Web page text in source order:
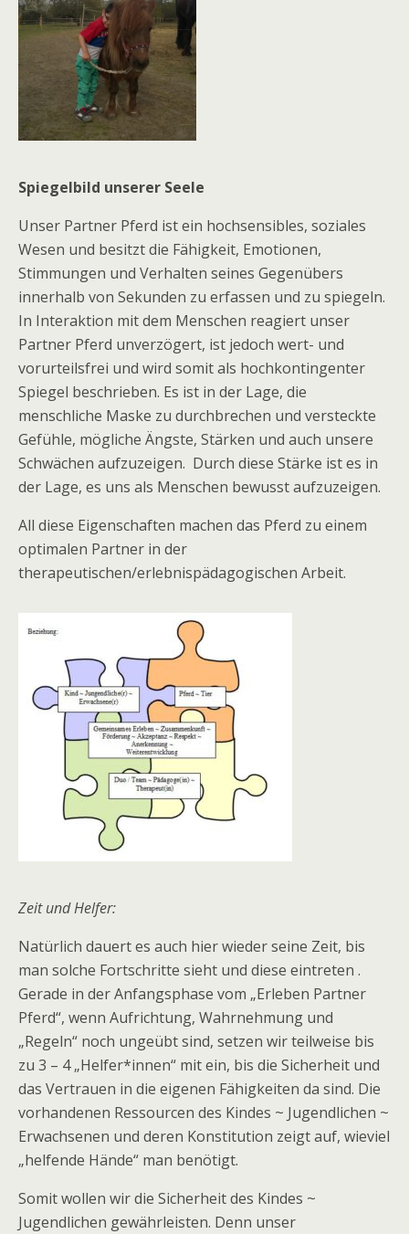
Spiegelbild unserer Seele
Unser Partner Pferd ist ein hochsensibles, soziales
Wesen und besitzt die Fähigkeit, Emotionen,
Stimmungen und Verhalten seines Gegenübers
innerhalb von Sekunden zu erfassen und zu spiegeln.
In Interaktion mit dem Menschen reagiert unser
Partner Pferd unverzögert, ist jedoch wert- und
vorurteilsfrei und wird somit als hochkontingenter
Spiegel beschrieben. Es ist in der Lage, die
menschliche Maske zu durchbrechen und versteckte
Gefühle, mögliche Ängste, Stärken und auch unsere
Schwächen aufzuzeigen. Durch diese Stärke ist es in
der Lage, es uns als Menschen bewusst aufzuzeigen.
All diese Eigenschaften machen das Pferd zu einem
optimalen Partner in der
therapeutischen/erlebnispädagogischen Arbeit.
Zeit und Helfer:
Natürlich dauert es auch hier wieder seine Zeit, bis
man solche Fortschritte sieht und diese eintreten .
Gerade in der Anfangsphase vom „Erleben Partner
Pferd“, wenn Aufrichtung, Wahrnehmung und
„Regeln“ noch ungeübt sind, setzen wir teilweise bis
zu 3 – 4 „Helfer*innen“ mit ein, bis die Sicherheit und
das Vertrauen in die eigenen Fähigkeiten da sind. Die
vorhandenen Ressourcen des Kindes ~ Jugendlichen ~
Erwachsenen und deren Konstitution zeigt auf, wieviel
„helfende Hände“ man benötigt.
Somit wollen wir die Sicherheit des Kindes ~
Jugendlichen gewährleisten. Denn unser